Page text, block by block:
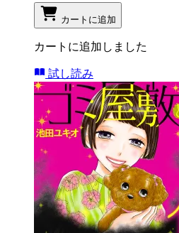
カートに追加
カートに追加しました
試し読み